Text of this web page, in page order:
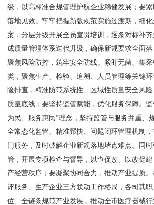
级，以高标准合规管理护航企业稳健发展；要
落地见效。牢牢把握新版规范实施过渡期，细
案，分层分级开展全员宣贯培训，逐条对标补
成质量管理体系迭代升级，确保新规要求全面
聚焦风险防控，筑牢安全防线。紧盯无菌、集
类，聚焦生产、检验、追溯、人员管理等关键
险排查，精准防范系统性、区域性质量安全风
质量底线；要坚持监管赋能，优化服务保障。
为民、服务惠民”理念，坚持监管与服务并重、
全常态化监管、精准帮扶、问题闭环管理机制
门服务，及时破解企业新规落地堵点难点。同
管，开展专项检查与督导，以查促改、以改促
产经营秩序；要凝聚协同合力，推动产业提质
评服务、生产企业三方联动工作格局，各司其
位、全链条规范产业发展，推动全市医疗器械